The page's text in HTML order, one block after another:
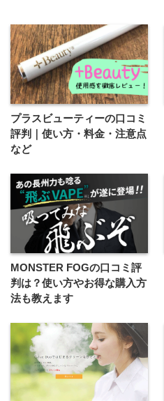
プラスビューティーの口コミ
評判｜使い方・料金・注意点
など
MONSTER FOGの口コミ評
判は？使い方やお得な購入方
法も教えます